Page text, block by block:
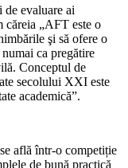
de evaluare ai
„AFT este o
şi să ofere o
ca pregătire
Conceptul de
secolului XXI este
academică”.
află într-o competiție
de bună practică